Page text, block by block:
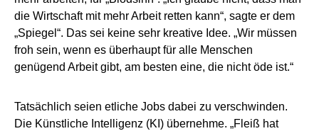
die Wirtschaft mit mehr Arbeit retten kann“, sagte er dem
„Spiegel“. Das sei keine sehr kreative Idee. „Wir müssen
froh sein, wenn es überhaupt für alle Menschen
genügend Arbeit gibt, am besten eine, die nicht öde ist.“
Tatsächlich seien etliche Jobs dabei zu verschwinden.
Die Künstliche Intelligenz (KI) übernehme. „Fleiß hat